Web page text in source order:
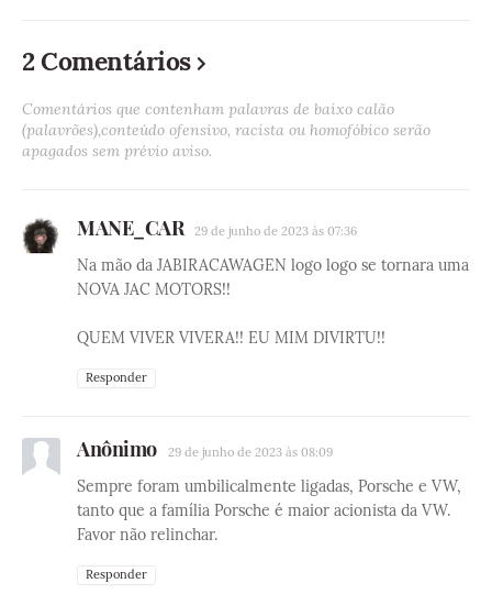
2 Comentários
Comentários que contenham palavras de baixo calão
(palavrões),conteúdo ofensivo, racista ou homofóbico serão
apagados sem prévio aviso.
MANE_CAR 29 de junho de 2023 às 07:36
Na mão da JABIRACAWAGEN logo logo se tornara uma
NOVA JAC MOTORS!!
QUEM VIVER VIVERA!! EU MIM DIVIRTU!!
Responder
Anônimo 29 de junho de 2023 às 08:09
Sempre foram umbilicalmente ligadas, Porsche e VW,
tanto que a família Porsche é maior acionista da VW.
Favor não relinchar.
Responder